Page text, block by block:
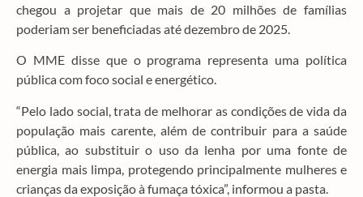
chegou a projetar que mais de 20 milhões de famílias
poderiam ser beneficiadas até dezembro de 2025.
O MME disse que o programa representa uma política
pública com foco social e energético.
“Pelo lado social, trata de melhorar as condições de vida da
população mais carente, além de contribuir para a saúde
pública, ao substituir o uso da lenha por uma fonte de
energia mais limpa, protegendo principalmente mulheres e
crianças da exposição à fumaça tóxica”, informou a pasta.